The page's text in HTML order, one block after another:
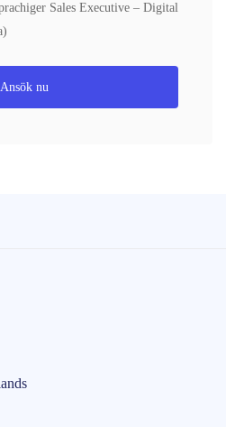
Sales Executive – Digital
Ansök nu